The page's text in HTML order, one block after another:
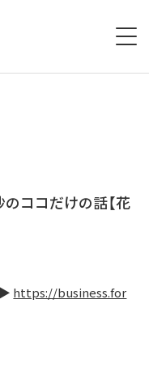
のココだけの話【花
▶︎ https://business.for